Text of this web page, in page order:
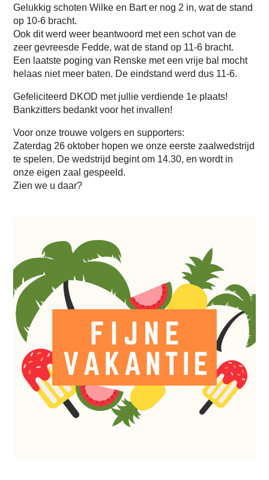
Gelukkig schoten Wilke en Bart er nog 2 in, wat de stand
op 10-6 bracht.
Ook dit werd weer beantwoord met een schot van de
zeer gevreesde Fedde, wat de stand op 11-6 bracht.
Een laatste poging van Renske met een vrije bal mocht
helaas niet meer baten. De eindstand werd dus 11-6.
Gefeliciteerd DKOD met jullie verdiende 1e plaats!
Bankzitters bedankt voor het invallen!
Voor onze trouwe volgers en supporters:
Zaterdag 26 oktober hopen we onze eerste zaalwedstrijd
te spelen. De wedstrijd begint om 14.30, en wordt in
onze eigen zaal gespeeld.
Zien we u daar?